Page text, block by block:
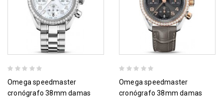
omega speedmaster
cronógrafo 38mm damas
omega speedmaster
cronógrafo 38mm damas